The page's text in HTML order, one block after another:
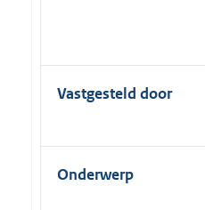
Vastgesteld door
Onderwerp